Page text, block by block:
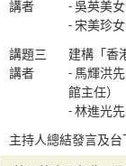
講者
- 吳英美
- 宋美珍
講題三
講者
建構「香
- 馬輝洪
館主任）
- 林進光
主持人總結發言及台